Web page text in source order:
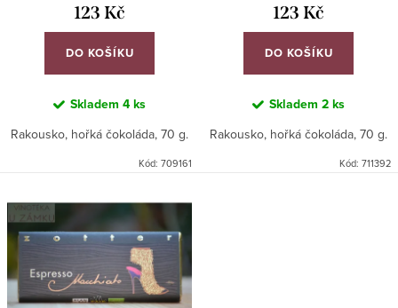
123 Kč
DO KOŠÍKU
Skladem 4 ks
Rakousko, hořká čokoláda, 70 g.
Kód: 709161
123 Kč
DO KOŠÍKU
Skladem 2 ks
Rakousko, hořká čokoláda, 70 g.
Kód: 711392